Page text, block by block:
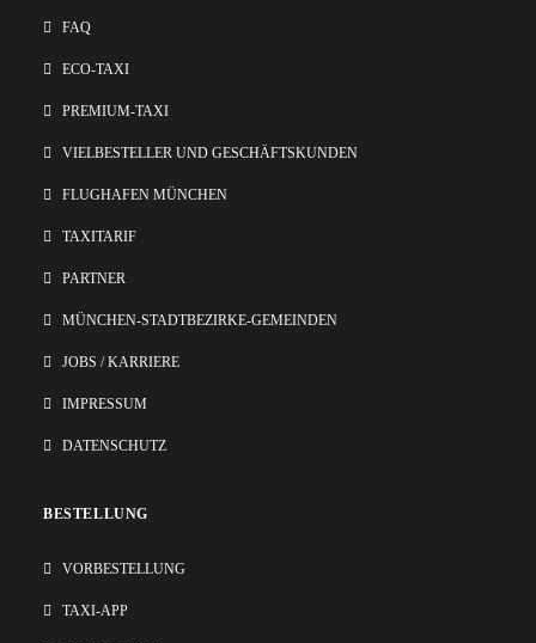
FAQ
ECO-TAXI
PREMIUM-TAXI
VIELBESTELLER UND GESCHÄFTSKUNDEN
FLUGHAFEN MÜNCHEN
TAXITARIF
PARTNER
MÜNCHEN-STADTBEZIRKE-GEMEINDEN
JOBS / KARRIERE
IMPRESSUM
DATENSCHUTZ
BESTELLUNG
VORBESTELLUNG
TAXI-APP